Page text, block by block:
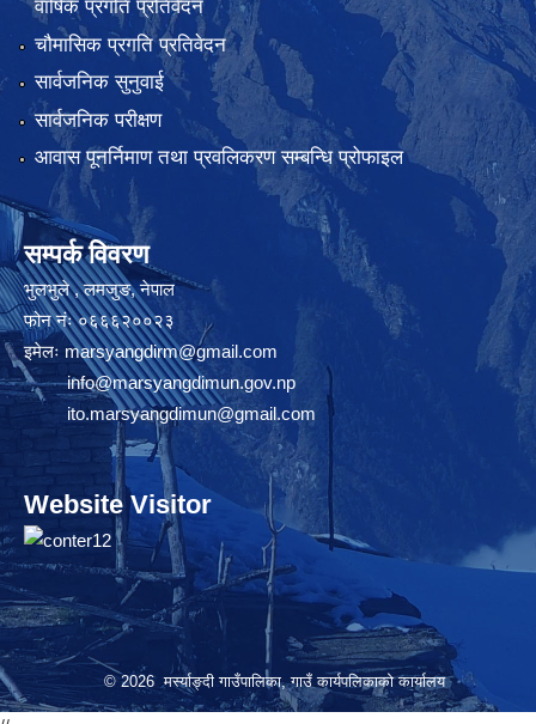
वार्षिक प्रगति प्रतिवेदन
चौमासिक प्रगति प्रतिवेदन
सार्वजनिक सुनुवाई
सार्वजनिक परीक्षण
आवास पूनर्निमाण तथा प्रवलिकरण सम्बन्धि प्रोफाइल
सम्पर्क विवरण
भुलभुले , लमजुङ, नेपाल
फोन नंः ०६६६२००२३
इमेलः marsyangdirm@gmail.com
info@marsyangdimun.gov.np
ito.marsyangdimun@gmail.com
Website Visitor
© 2026 मर्स्याङ्दी गाउँपालिका, गाउँ कार्यपलिकाको कार्यालय